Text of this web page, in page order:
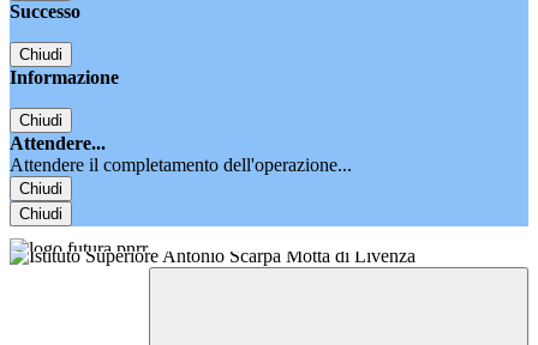
Successo
Chiudi
Informazione
Chiudi
Attendere...
Attendere il completamento dell'operazione...
Chiudi
Chiudi